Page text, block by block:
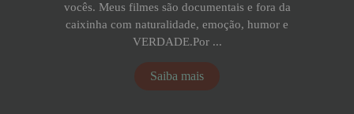
vocês. Meus filmes são documentais e fora da
caixinha com naturalidade, emoção, humor e
VERDADE.Por ...
Saiba mais